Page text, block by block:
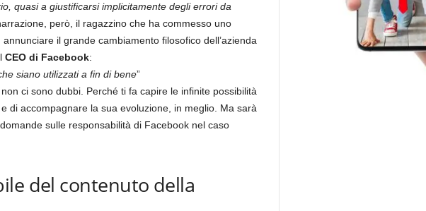
quasi a giustificarsi implicitamente degli errori da
però, il ragazzino che ha commesso uno
il grande cambiamento filosofico dell’azienda
CEO di Facebook:
siano utilizzati a fin di bene”
ci sono dubbi. Perché ti fa capire le infinite possibilità
di accompagnare la sua evoluzione, in meglio. Ma sarà
sulle responsabilità di Facebook nel caso
del contenuto della